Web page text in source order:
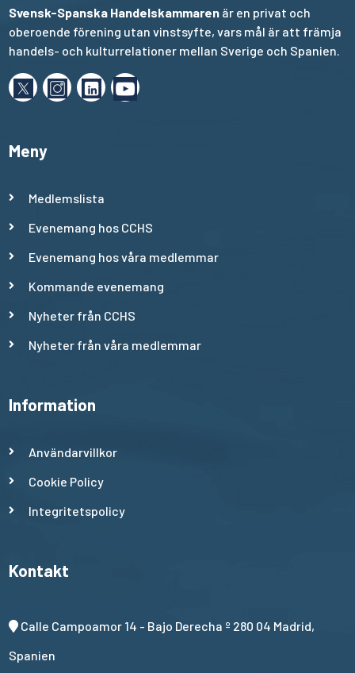
Svensk-Spanska Handelskammaren är en privat och
oberoende förening utan vinstsyfte, vars mål är att främja
handels- och kulturrelationer mellan Sverige och Spanien.
Meny
Medlemslista
Evenemang hos CCHS
Evenemang hos våra medlemmar
Kommande evenemang
Nyheter från CCHS
Nyheter från våra medlemmar
Information
Användarvillkor
Cookie Policy
Integritetspolicy
Kontakt
Calle Campoamor 14 - Bajo Derecha º 280 04 Madrid,
Spanien